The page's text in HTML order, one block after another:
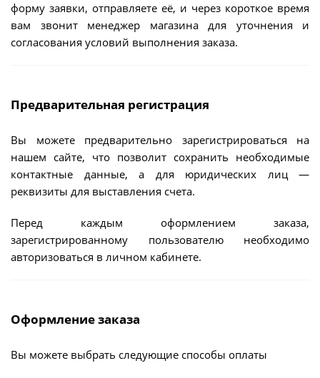
форму заявки, отправляете её, и через короткое время
вам звонит менеджер магазина для уточнения и
согласования условий выполнения заказа.
Предварительная регистрация
Вы можете предварительно зарегистрироваться на
нашем сайте, что позволит сохранить необходимые
контактные данные, а для юридических лиц —
реквизиты для выставления счета.
Перед каждым оформлением заказа,
зарегистрированному пользователю необходимо
авторизоваться в личном кабинете.
Оформление заказа
Вы можете выбрать следующие способы оплаты